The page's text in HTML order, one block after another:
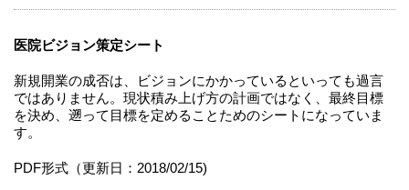
医院ビジョン策定シート
新規開業の成否は、ビジョンにかかっているといっても過言
ではありません。現状積み上げ方の計画ではなく、最終目標
を決め、遡って目標を定めることためのシートになっていま
す。
PDF形式（更新日：2018/02/15)